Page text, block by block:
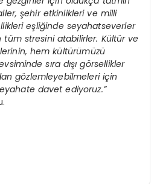
şehir etkinlikleri ve milli
eşliğinde seyahatseverler
tüm stresini atabilirler. Kültür ve
hem kültürümüzü
sıra dışı görsellikler
gözlemleyebilmeleri için
davet ediyoruz.”